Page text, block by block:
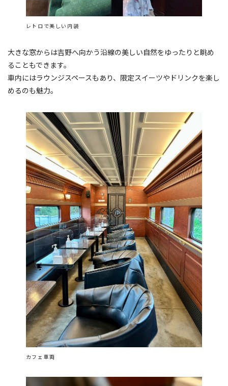
レトロで美しい内装
大きな窓からは吉野へ向かう沿線の美しい自然をゆったりと眺め
ることもできます。
車内にはラウンジスペースもあり、限定スイーツやドリンクを楽し
めるのも魅力。
カフェ車両